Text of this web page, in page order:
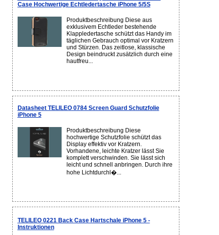
Case Hochwertige Echtledertasche iPhone 5/5S
Produktbeschreibung Diese aus
exklusivem Echtleder bestehende
Klappledertasche schützt das Handy im
täglichen Gebrauch optimal vor Kratzern
und Stürzen. Das zeitlose, klassische
Design beindruckt zusätzlich durch eine
hautfreu...
Datasheet TELILEO 0784 Screen Guard Schutzfolie
iPhone 5
Produktbeschreibung Diese
hochwertige Schutzfolie schützt das
Display effektiv vor Kratzern.
Vorhandene, leichte Kratzer lässt Sie
komplett verschwinden. Sie lässt sich
leicht und schnell anbringen. Durch ihre
hohe Lichtdurchl�...
TELILEO 0221 Back Case Hartschale iPhone 5 -
Instruktionen